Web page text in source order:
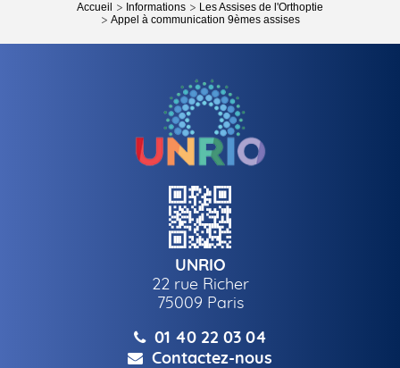
Accueil Informations
Les Assises de l'Orthoptie
Appel à communication 9èmes assises
UNRIO
22 rue Richer
75009 Paris
01 40 22 03 04
Contactez-nous